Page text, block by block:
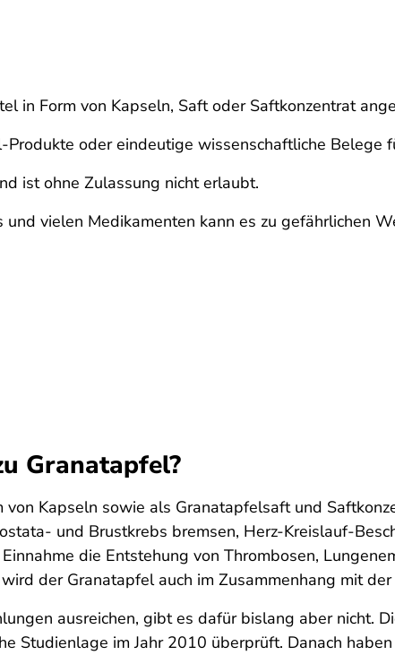
in Form von Kapseln, Saft oder Saftkonzentrat
oder eindeutige wissenschaftliche Belege
ist ohne Zulassung nicht erlaubt.
vielen Medikamenten kann es zu gefährlichen
Granatapfel?
Kapseln sowie als Granatapfelsaft und
und Brustkrebs bremsen, Herz-Kreislauf-
die Entstehung von Thrombosen,
der Granatapfel auch im Zusammenhang mit
ausreichen, gibt es dafür bislang aber nicht.
Studienlage im Jahr 2010 überprüft. Danach